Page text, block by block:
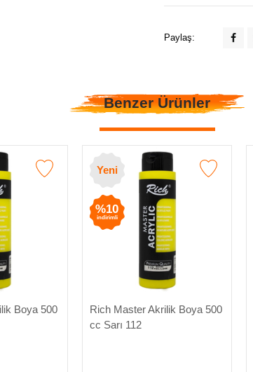
Paylaş:
Benzer Ürünler
Boya 500
Yeni
%10
indirimli
Rich Master Akrilik Boya 500
cc Sarı 112